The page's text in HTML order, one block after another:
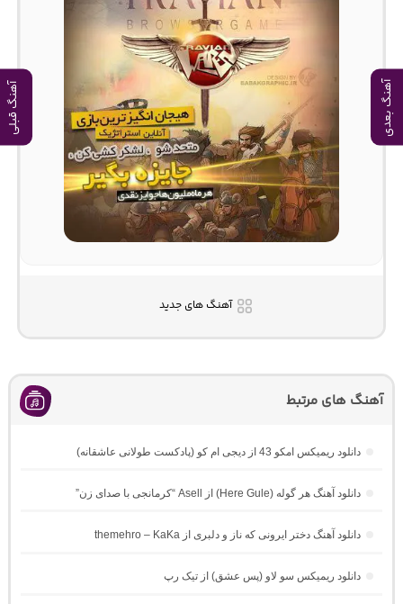
آهنگ بعدی آهنگ قبلی
آهنگ های جدید
آهنگ های مرتبط
دانلود ریمیکس امکو 43 از دیجی ام کو (پادکست طولانی عاشقانه)
دانلود آهنگ هر گوله (Here Gule) از Asell “کرمانجی با صدای زن”
دانلود آهنگ دختر ایرونی که ناز و دلبری از themehro – KaKa
دانلود ریمیکس سو لاو (پس عشق) از تیک رپ